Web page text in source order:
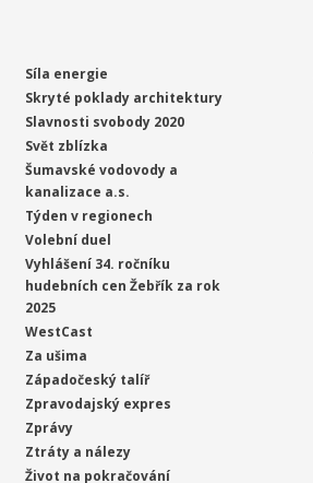
Síla energie
Skryté poklady architektury
Slavnosti svobody 2020
Svět zblízka
Šumavské vodovody a
kanalizace a.s.
Týden v regionech
Volební duel
Vyhlášení 34. ročníku
hudebních cen Žebřík za rok
2025
WestCast
Za ušima
Západočeský talíř
Zpravodajský expres
Zprávy
Ztráty a nálezy
Život na pokračování